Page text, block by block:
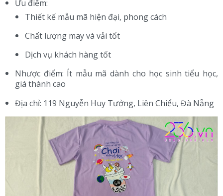
Ưu điểm:
Thiết kế mẫu mã hiện đại, phong cách
Chất lượng may và vải tốt
Dịch vụ khách hàng tốt
Nhược điểm: Ít mẫu mã dành cho học sinh tiểu học,
giá thành cao
Địa chỉ: 119 Nguyễn Huy Tưởng, Liên Chiểu, Đà Nẵng